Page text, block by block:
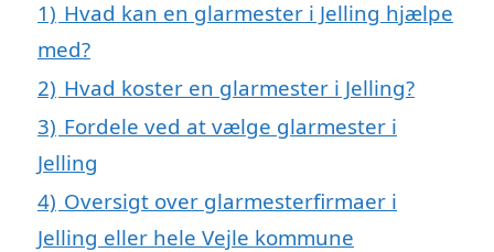
1) Hvad kan en glarmester i Jelling hjælpe
med?
2) Hvad koster en glarmester i Jelling?
3) Fordele ved at vælge glarmester i
Jelling
4) Oversigt over glarmesterfirmaer i
Jelling eller hele Vejle kommune